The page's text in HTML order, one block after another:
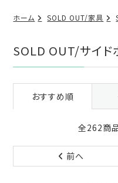
ホーム SOLD OUT/家具
SOLD OUT/サイド
おすすめ順
全262商
前へ